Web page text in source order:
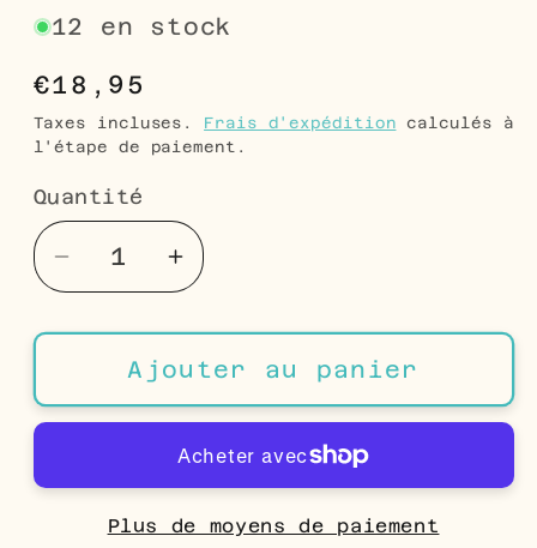
12 en stock
Prix
habituel
€18,95
Taxes incluses. Frais d'expédition calculés à
l'étape de paiement.
Quantité
Quantité
Réduire
la
quantité
Boucles
d&#39;oreilles
argentée
Augmenter
la
quantité
de
Boucles
d&#39;oreilles
Licorne
argentée
-
Ajouter au panier
Plus de moyens de paiement